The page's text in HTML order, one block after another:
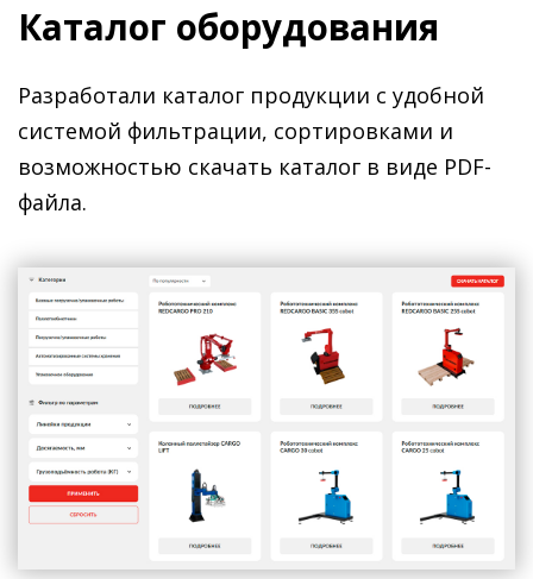
Каталог оборудования
Разработали каталог продукции с удобной
системой фильтрации, сортировками и
возможностью скачать каталог в виде PDF-
файла.